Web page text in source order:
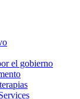
el gobierno